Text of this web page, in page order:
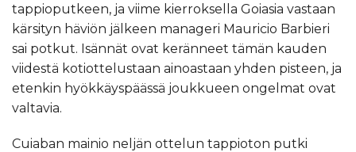
tappioputkeen, ja viime kierroksella Goiasia vastaan
kärsityn häviön jälkeen manageri Mauricio Barbieri
sai potkut. Isännät ovat keränneet tämän kauden
viidestä kotiottelustaan ainoastaan yhden pisteen, ja
etenkin hyökkäyspäässä joukkueen ongelmat ovat
valtavia.
Cuiaban mainio neljän ottelun tappioton putki